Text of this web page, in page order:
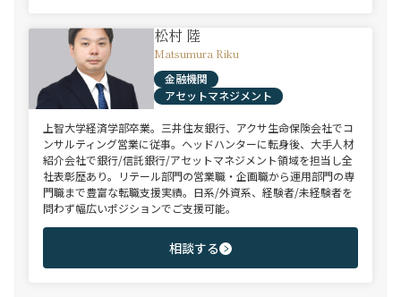
松村 陸
Matsumura Riku
金融機関
アセットマネジメント
上智大学経済学部卒業。三井住友銀行、アクサ生命保険会社でコ
ンサルティング営業に従事。ヘッドハンターに転身後、大手人材
紹介会社で銀行/信託銀行/アセットマネジメント領域を担当し全
社表彰歴あり。リテール部門の営業職・企画職から運用部門の専
門職まで豊富な転職支援実績。日系/外資系、経験者/未経験者を
問わず幅広いポジションでご支援可能。
相談する